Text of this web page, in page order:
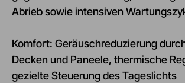
Abrieb sowie intensiven
Komfort: Geräuschreduzierung
Decken und Paneele, thermische
gezielte Steuerung des Tageslichts